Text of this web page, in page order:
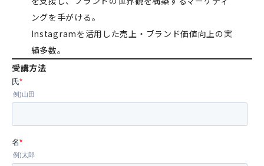
ングを手がける。
Instagramを活用した売上・ブランド価値向上の実
績多数。
受講方法